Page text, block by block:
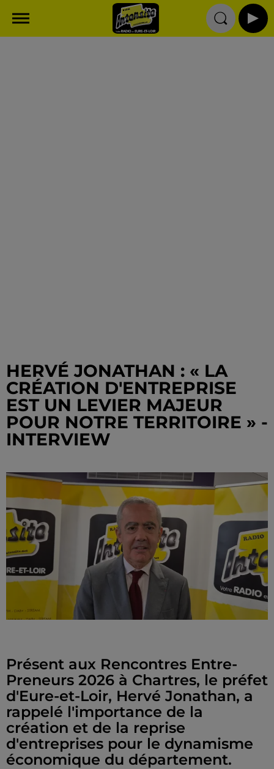
HERVÉ JONATHAN : « LA
CRÉATION D'ENTREPRISE
EST UN LEVIER MAJEUR
POUR NOTRE TERRITOIRE » -
INTERVIEW
Présent aux Rencontres Entre-
Preneurs 2026 à Chartres, le préfet
d'Eure-et-Loir, Hervé Jonathan, a
rappelé l'importance de la
création et de la reprise
d'entreprises pour le dynamisme
économique du département.